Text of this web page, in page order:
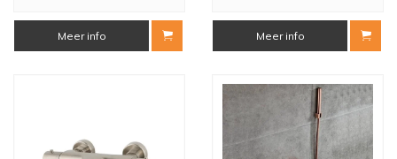
Meer info Meer info